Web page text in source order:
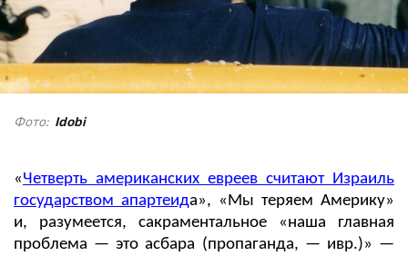
Фото: Idobi
«Четверть американских евреев считают Израиль
государством апартеида», «Мы теряем Америку»
и, разумеется, сакраментальное «наша главная
проблема — это асбара (пропаганда, — ивр.)» —